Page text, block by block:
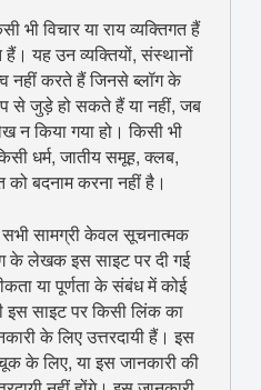
भी विचार या राय व्यक्तिगत हैं
यह उन व्यक्तियों, संस्थानों
नहीं करते हैं जिनसे ब्लॉग के
से जुड़े हो सकते हैं या नहीं, जब
किया गया हो। किसी भी
धर्म, जातीय समूह, क्लब,
को बदनाम करना नहीं है।
सभी सामग्री केवल सूचनात्मक
के लेखक इस साइट पर दी गई
या पूर्णता के संबंध में कोई
इस साइट पर किसी लिंक का
के लिए उत्तरदायी हैं। इस
के लिए, या इस जानकारी की